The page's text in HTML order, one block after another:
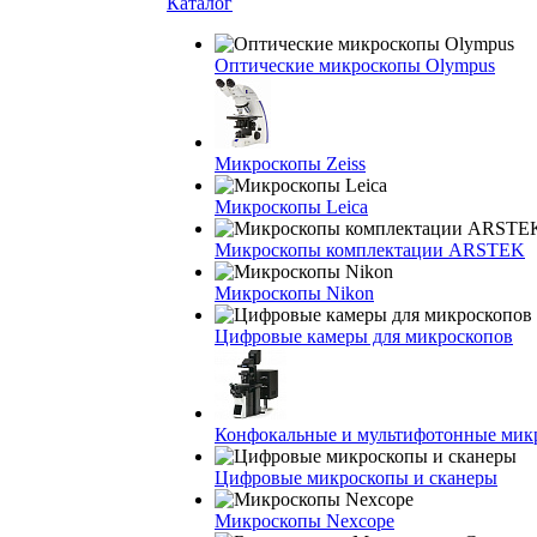
Оптические микроскопы Olympus
Микроскопы Zeiss
Микроскопы Leica
Микроскопы комплектации ARSTEK
Микроскопы Nikon
Цифровые камеры для микроскопов
Конфокальные и мультифотонные
Цифровые микроскопы и сканеры
Микроскопы Nexcope